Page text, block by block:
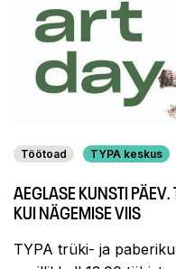
Töötoad TYPA keskus
AEGLASE KUNSTI
KUI NÄGEMISE VIIS
TYPA trüki- ja